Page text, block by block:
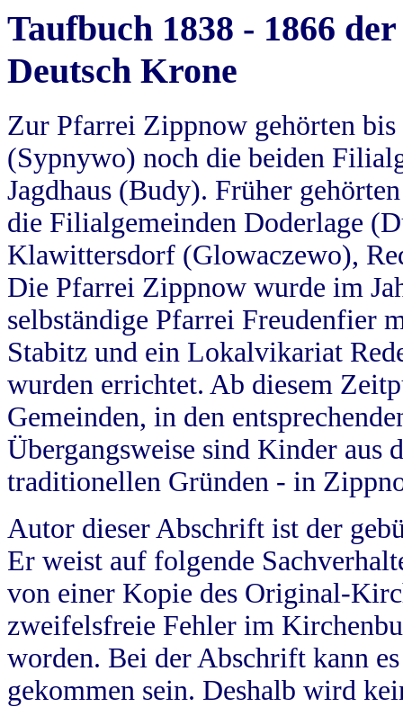
Taufbuch 1838 - 1866
Deutsch Krone
Zur Pfarrei Zippnow gehörten
(Sypnywo) noch die beiden
Jagdhaus (Budy). Früher
die Filialgemeinden Doderlage
Klawittersdorf (Glowaczewo),
Die Pfarrei Zippnow wurde im
selbständige Pfarrei Freudenfier
Stabitz und ein Lokalvikariat
wurden errichtet. Ab diesem
Gemeinden, in den
Übergangsweise sind Kinder aus
traditionellen Gründen - in
Autor dieser Abschrift ist der
Er weist auf folgende
von einer Kopie des Original-
zweifelsfreie Fehler im
worden. Bei der Abschrift kann
gekommen sein. Deshalb wird